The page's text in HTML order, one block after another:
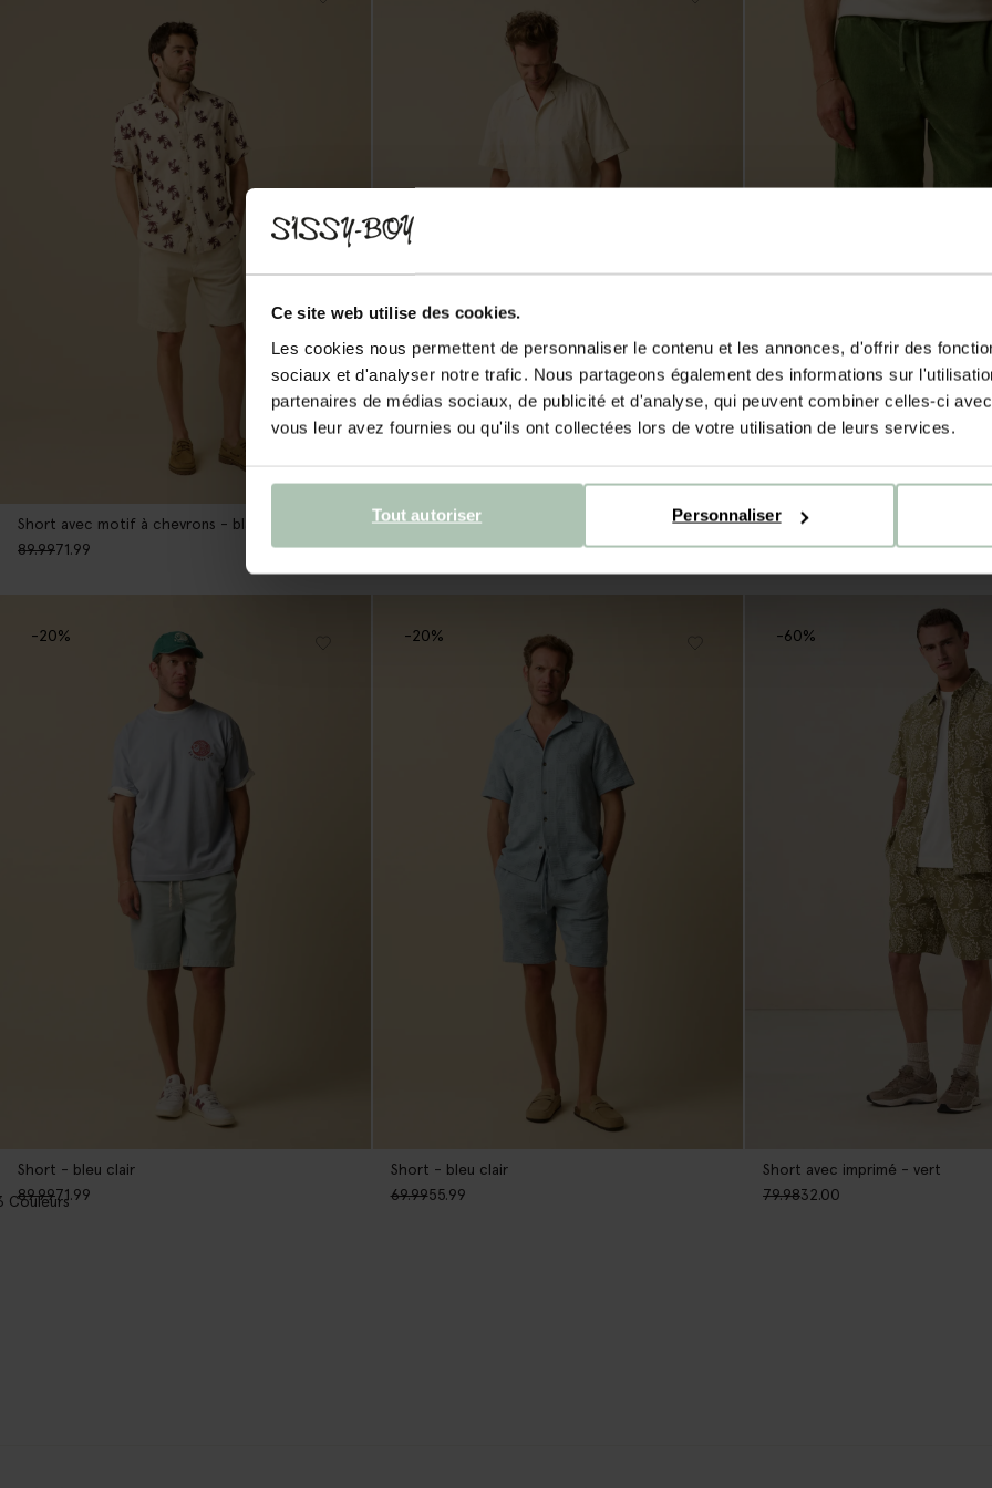
Ce site web utilise des cookies.
Les cookies nous permettent de personnaliser le contenu et les annonces, d'offrir des
sociaux et d'analyser notre trafic. Nous partageons également des informations sur
partenaires de médias sociaux, de publicité et d'analyse, qui peuvent combiner celles-ci
vous leur avez fournies ou qu'ils ont collectées lors de votre utilisation de leurs services.
Personnaliser
Tout autoriser
Short avec motif à chevrons - blanc
89.9971.99
Short style workwear en velours côtelé - marron
89.9853.99
Short en velours côtelé - vert
89.9971.99
Short - bleu clair
89.9971.99
-20%
Couleurs
Short - bleu clair
69.9955.99
-20%
Short avec imprimé - vert
79.9832.00
-60%